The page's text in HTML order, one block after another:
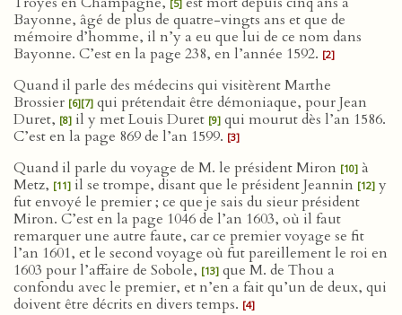
[5]
Bayonne, âgé de plus de quatre-vingts ans et que de
mémoire d’homme, il n’y a eu que lui de ce nom dans
Bayonne. C’est en la page 238, en l’année 1592. [2]
Quand il parle des médecins qui visitèrent Marthe
Brossier [6][7] qui prétendait être démoniaque, pour Jean
Duret, [8] il y met Louis Duret [9] qui mourut dès l’an 1586.
C’est en la page 869 de l’an 1599. [3]
Quand il parle du voyage de M. le président Miron [10] à
Metz, [11] il se trompe, disant que le président Jeannin [12] y
fut envoyé le premier ; ce que je sais du sieur président
Miron. C’est en la page 1046 de l’an 1603, où il faut
remarquer une autre faute, car ce premier voyage se fit
l’an 1601, et le second voyage où fut pareillement le roi en
1603 pour l’affaire de Sobole, [13] que M. de Thou a
confondu avec le premier, et n’en a fait qu’un de deux, qui
doivent être décrits en divers temps. [4]